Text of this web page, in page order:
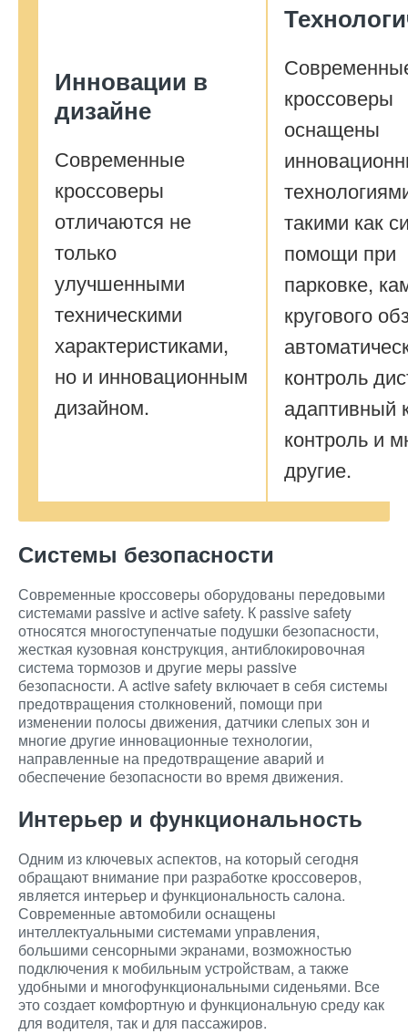
Инновации в
дизайне
Современные
кроссоверы
отличаются не
только
улучшенными
техническими
характеристиками,
но и инновационным
дизайном.
кроссоверы
оснащены
такими как
помощи при
парковке,
кругового
контроль
адаптивный
контроль и
другие.
Системы безопасности
Современные кроссоверы оборудованы передовыми
системами passivе и active safety. К passivе safety
относятся многоступенчатые подушки безопасности,
жесткая кузовная конструкция, антиблокировочная
система тормозов и другие меры passivе
безопасности. А active safety включает в себя системы
предотвращения столкновений, помощи при
изменении полосы движения, датчики слепых зон и
многие другие инновационные технологии,
направленные на предотвращение аварий и
обеспечение безопасности во время движения.
Интерьер и функциональность
Одним из ключевых аспектов, на который сегодня
обращают внимание при разработке кроссоверов,
является интерьер и функциональность салона.
Современные автомобили оснащены
интеллектуальными системами управления,
большими сенсорными экранами, возможностью
подключения к мобильным устройствам, а также
удобными и многофункциональными сиденьями. Все
это создает комфортную и функциональную среду как
для водителя, так и для пассажиров.